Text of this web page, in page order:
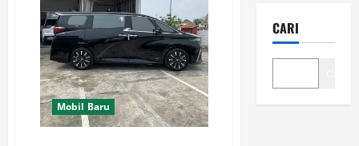
Mobil Baru
disini
CARI